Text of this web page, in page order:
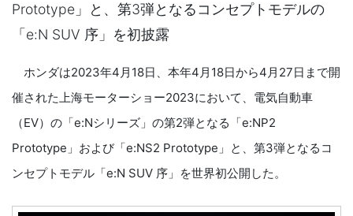
Prototype」と、第3弾となるコンセプトモデルの
「e:N SUV 序」を初披露
ホンダは2023年4月18日、本年4月18日から4月27日まで開
催された上海モーターショー2023において、電気自動車
（EV）の「e:Nシリーズ」の第2弾となる「e:NP2
Prototype」および「e:NS2 Prototype」と、第3弾となるコ
ンセプトモデル「e:N SUV 序」を世界初公開した。